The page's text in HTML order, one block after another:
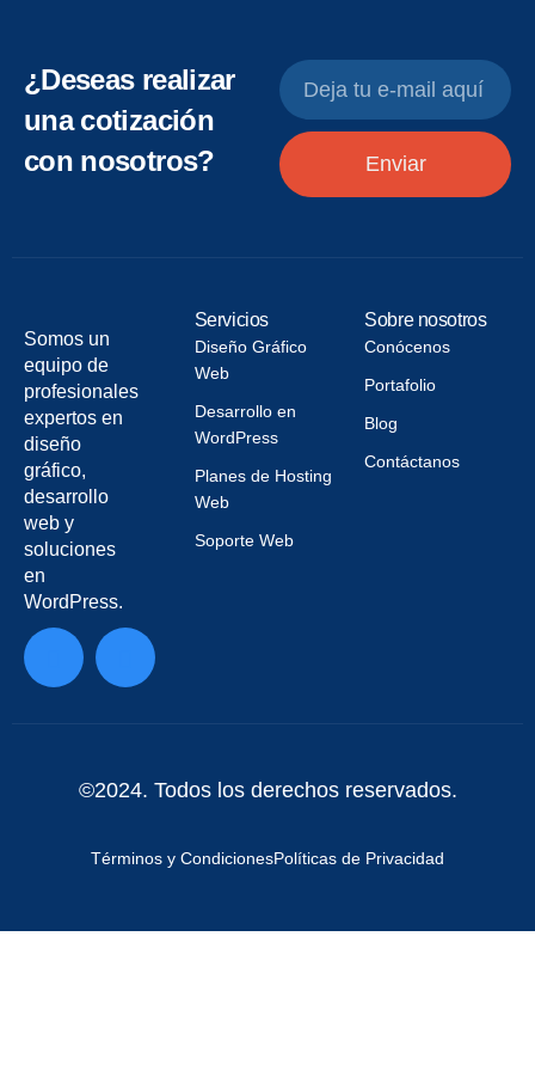
¿Deseas realizar
una cotización
con nosotros?
Enviar
Somos un
equipo de
profesionales
expertos en
diseño
gráfico,
desarrollo
web y
soluciones
en
WordPress.
Servicios
Diseño Gráfico
Web
Desarrollo en
WordPress
Planes de Hosting
Web
Soporte Web
Sobre nosotros
Conócenos
Portafolio
Blog
Contáctanos
©2024. Todos los derechos reservados.
Términos y CondicionesPolíticas de Privacidad